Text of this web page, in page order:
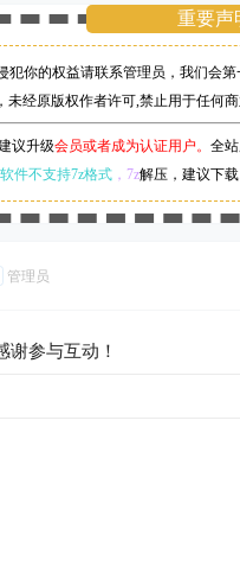
重要声
你的权益请联系管理员， 我们会第
未经原版权作者许可,禁止用于任何
议升级会员或者成为认证用户。 全
件不支持7z格式 ，7z解压，建议下载
管理员
谢参与互动！